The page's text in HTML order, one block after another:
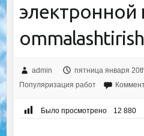
admin пятница января
Популяризация работ
Было просмотрено 12 880